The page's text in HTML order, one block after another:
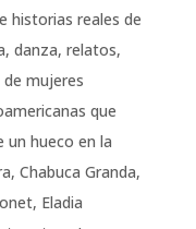
historias reales de
danza, relatos,
mujeres
que
un hueco en la
Chabuca Granda,
Eladia